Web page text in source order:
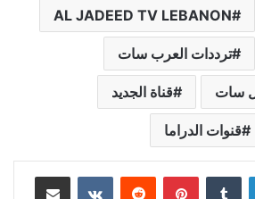
AL JADEED TV LEBANON
ترددات العرب سات
سات قناة الجديد
قنوات الدراما
لينكدإن بينتيريست مشاركة عبر البريد